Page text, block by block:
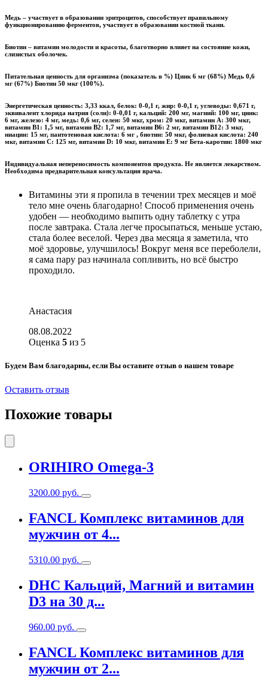
Медь – участвует в образовании эритроцитов, способствует правильному
функционированию ферментов, участвует в образовании костной ткани.
Биотин – витамин молодости и красоты, благотворно влияет на состояние кожи,
слизистых оболочек.
Питательная ценность для организма (показатель в %) Цинк 6 мг (68%) Медь 0,6
мг (67%) Биотин 50 мкг (100%).
Энергетическая ценность: 3,33 ккал, белок: 0-0,1 г, жир: 0-0,1 г, углеводы: 0,671 г,
эквивалент хлорида натрия (соли): 0-0,01 г, кальций: 200 мг, магний: 100 мг, цинк:
6 мг, железо: 4 мг, медь: 0,6 мг, селен: 50 мкг, хром: 20 мкг, витамин А: 300 мкг,
витамин В1: 1,5 мг, витамин В2: 1,7 мг, витамин В6: 2 мг, витамин В12: 3 мкг,
ниацин: 15 мг, пантотеновая кислота: 6 мг , биотин: 50 мкг, фолиевая кислота: 240
мкг, витамин С: 125 мг, витамин D: 10 мкг, витамин Е: 9 мг Бета-каротин: 1800 мкг
Индивидуальная непереносимость компонентов продукта. Не является лекарством.
Необходима предварительная консультация врача.
Витамины эти я пропила в течении трех месяцев и моё
тело мне очень благодарно! Способ применения очень
удобен — необходимо выпить одну таблетку с утра
после завтрака. Стала легче просыпаться, меньше устаю,
стала более веселой. Через два месяца я заметила, что
моё здоровье, улучшилось! Вокруг меня все переболели,
я сама пару раз начинала сопливить, но всё быстро
проходило.
Анастасия
08.08.2022
Оценка 5 из 5
Будем Вам благодарны, если Вы оставите отзыв о нашем товаре
Оставить отзыв
Похожие товары
ORIHIRO Omega-3
3200.00 руб.
FANCL Комплекс витаминов для
мужчин от 4...
5310.00 руб.
DHC Кальций, Maгний и витамин
D3 на 30 д...
960.00 руб.
FANCL Комплекс витаминов для
мужчин от 2...